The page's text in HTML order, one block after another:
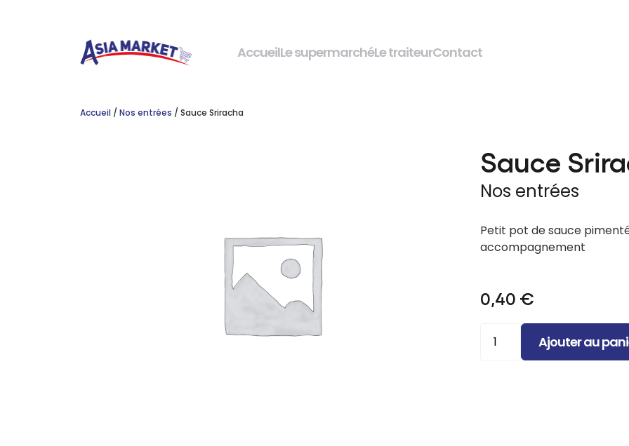
AccueilLe supermarchéLe traiteurContact
Accueil / Nos entrées / Sauce Sriracha
Sauce
Nos entrées
Petit pot de sauce
accompagnement
0,40 €
quantité
Ajouter au